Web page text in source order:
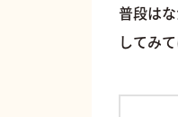
普段は
してみ